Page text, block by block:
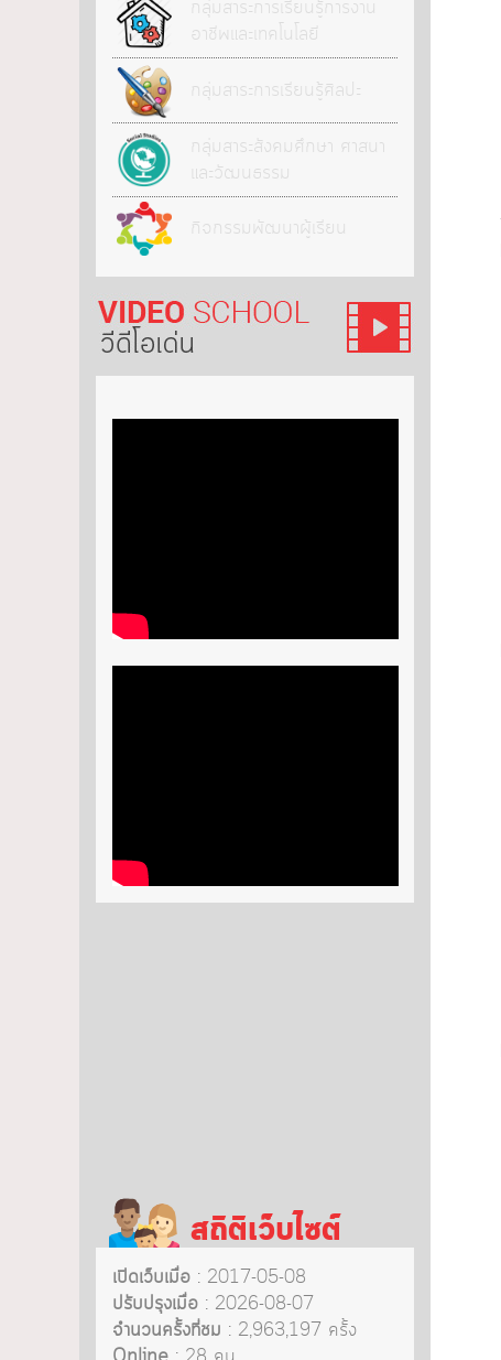
กลุ่มสาระการเรียนรู้การงาน
อาชีพและเทคโนโลยี
กลุ่มสาระการเรียนรู้ศิลปะ
กลุ่มสาระสังคมศึกษา ศาสนา
และวัฒนธรรม
กิจกรรมพัฒนาผู้เรียน
วีดีโอ เด่น
สถิติเว็บไซต์
เปิดเว็บเมื่อ : 2017-05-08
ปรับปรุงเมื่อ : 2026-08-07
จำนวนครั้งที่ชม : 2,963,197 ครั้ง